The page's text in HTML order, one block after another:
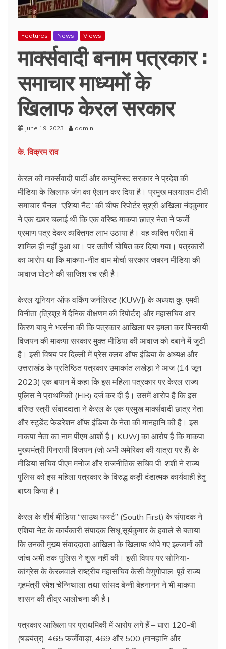
Features News Views
मार्क्सवादी बनाम पत्रकार :
समाचार माध्यमों के
खिलाफ केरल सरकार
June 19, 2023 admin
के. विक्रम राव
केरल की मार्क्सवादी पार्टी और कम्युनिस्ट सरकार ने प्रदेश की
मीडिया के खिलाफ जंग का ऐलान कर दिया है। प्रमुख मलयालम टीवी
समाचार चैनल “एशिया नैट” की चीफ रिपोर्टर सुश्री अखिला नंदकुमार
ने एक खबर चलाई थी कि एक वरिष्ठ माकपा छात्र नेता ने फर्जी
प्रमाण पत्र देकर व्यक्तिगत लाभ उठाया है। वह व्यक्ति परीक्षा में
शामिल ही नहीं हुआ था। पर उतीर्ण घोषित कर दिया गया। पत्रकारों
का आरोप था कि माकपा-नीत वाम मोर्चा सरकार जबरन मीडिया की
आवाज घोटने की साजिश रच रही है।
केरल यूनियन ऑफ वर्किंग जर्नलिस्ट (KUWJ) के अध्यक्ष कु. एमवी
विनीता (त्रिशूर में दैनिक वीक्षणम की रिपोर्टर) और महासचिव आर.
किरण बाबू ने भर्त्सना की कि पत्रकार आखिला पर हमला कर पिनरायी
विजयन की माकपा सरकार मुक्त मीडिया की आवाज को दबाने में जुटी
है। इसी विषय पर दिल्ली में प्रेस क्लब ऑफ इंडिया के अध्यक्ष और
उत्तराखंड के प्रतिष्ठित पत्रकार उमाकांत लखेड़ा ने आज (14 जून
2023) एक बयान में कहा कि इस महिला पत्रकार पर केरल राज्य
पुलिस ने प्राथमिकी (FIR) दर्ज कर दी है। उसमें आरोप है कि इस
वरिष्ठ स्त्री संवाददाता ने केरल के एक प्रमुख मार्क्सवादी छात्र नेता
और स्टूडेंट फेडरेशन ऑफ इंडिया के नेता की मानहानि की है। इस
माकपा नेता का नाम पीएम आर्शो है। KUWJ का आरोप है कि माकपा
मुख्यमंत्री पिनरायी विजयन (जो अभी अमेरिका की यात्रा पर हैं) के
मीडिया सचिव पीएम मनोज और राजनीतिक सचिव पी. शशी ने राज्य
पुलिस को इस महिला पत्रकार के विरुद्ध कड़ी दंडात्मक कार्यवाही हेतु
बाध्य किया है।
केरल के शीर्ष मीडिया “साउथ फर्स्ट” (South First) के संपादक ने
एशिया नेट के कार्यकारी संपादक सिधू सूर्यकुमार के हवाले से बताया
कि उनकी मुख्य संवाददाता आखिला के खिलाफ थोपे गए इल्जामों की
जांच अभी तक पुलिस ने शुरू नहीं की। इसी विषय पर सोनिया-
कांग्रेस के केरलवाले राष्ट्रीय महासचिव केसी वेणुगोपाल, पूर्व राज्य
गृहमंत्री रमेश चेन्निथाला तथा सांसद बेन्नी बेहनानन ने भी माकपा
शासन की तीव्र आलोचना की है।
पत्रकार आखिला पर प्राथमिकी में आरोप लगे हैं – धारा 120-बी
(षडयंत्र), 465 फर्जीवाड़ा, 469 और 500 (मानहानि और